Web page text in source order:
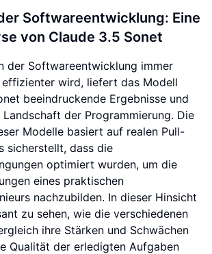
Softwareentwicklung: Eine
von Claude 3.5 Sonet
der Softwareentwicklung immer
effizienter wird, liefert das Modell
beeindruckende Ergebnisse und
der Programmierung. Die
Modelle basiert auf realen Pull-
sicherstellt, dass die
optimiert wurden, um die
eines praktischen
nachzubilden. In dieser Hinsicht
zu sehen, wie die verschiedenen
ihre Stärken und Schwächen
Qualität der erledigten Aufgaben